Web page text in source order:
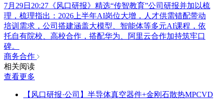
7月29日20:27《风口研报》精选“传智教育”公司研报并加以梳
理，梳理指出：2026上半年AI岗位大增，人才供需错配带动
培训需求，公司搭建涵盖大模型、智能体等多元AI课程，依
托自有院校、高校合作，搭配华为、阿里云合作加持筑牢口
碑。
商务合作
相关阅读
查看更多
【风口研报·公司】半导体真空器件+金刚石散热MPCVD